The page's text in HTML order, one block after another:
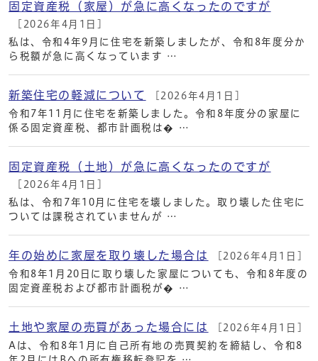
固定資産税（家屋）が急に高くなったのですが
[2026年4月1日]
私は、令和4年9月に住宅を新築しましたが、令和8年度分か
ら税額が急に高くなっています …
新築住宅の軽減について
[2026年4月1日]
令和7年11月に住宅を新築しました。令和8年度分の家屋に
係る固定資産税、都市計画税は� …
固定資産税（土地）が急に高くなったのですが
[2026年4月1日]
私は、令和7年10月に住宅を壊しました。取り壊した住宅に
ついては課税されていませんが …
年の始めに家屋を取り壊した場合は
[2026年4月1日]
令和8年1月20日に取り壊した家屋についても、令和8年度の
固定資産税および都市計画税が� …
土地や家屋の売買があった場合には
[2026年4月1日]
Aは、令和8年1月に自己所有地の売買契約を締結し、令和8